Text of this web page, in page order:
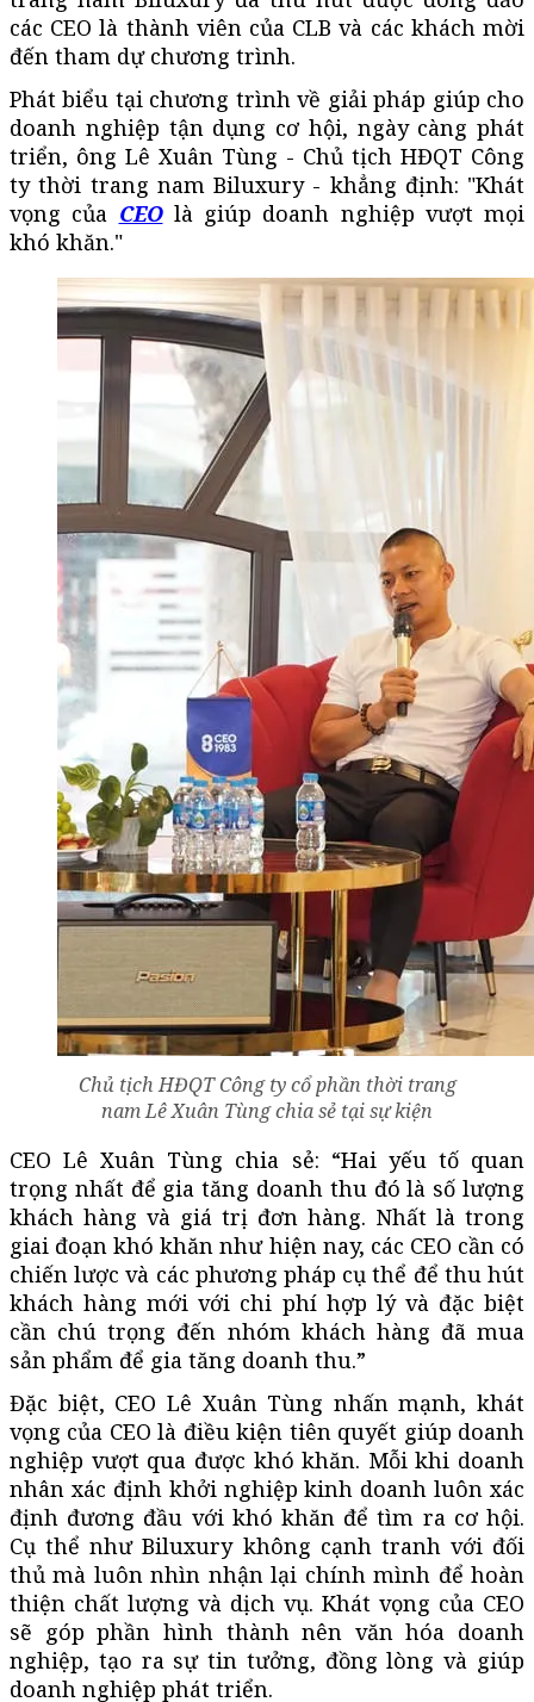
các CEO là thành viên của CLB và các khách mời
đến tham dự chương trình.
Phát biểu tại chương trình về giải pháp giúp cho
doanh nghiệp tận dụng cơ hội, ngày càng phát
triển, ông Lê Xuân Tùng - Chủ tịch HĐQT Công
ty thời trang nam Biluxury - khẳng định: "Khát
vọng của CEOlà giúp doanh nghiệp vượt mọi
khó khăn."
Chủ tịch HĐQT Công ty cổ phần thời trang
nam Lê Xuân Tùng chia sẻ tại sự kiện
CEO Lê Xuân Tùng chia sẻ: “Hai yếu tố quan
trọng nhất để gia tăng doanh thu đó là số lượng
khách hàng và giá trị đơn hàng. Nhất là trong
giai đoạn khó khăn như hiện nay, các CEO cần có
chiến lược và các phương pháp cụ thể để thu hút
khách hàng mới với chi phí hợp lý và đặc biệt
cần chú trọng đến nhóm khách hàng đã mua
sản phẩm để gia tăng doanh thu.”
Đặc biệt, CEO Lê Xuân Tùng nhấn mạnh, khát
vọng của CEO là điều kiện tiên quyết giúp doanh
nghiệp vượt qua được khó khăn. Mỗi khi doanh
nhân xác định khởi nghiệp kinh doanh luôn xác
định đương đầu với khó khăn để tìm ra cơ hội.
Cụ thể như Biluxury không cạnh tranh với đối
thủ mà luôn nhìn nhận lại chính mình để hoàn
thiện chất lượng và dịch vụ. Khát vọng của CEO
sẽ góp phần hình thành nên văn hóa doanh
nghiệp, tạo ra sự tin tưởng, đồng lòng và giúp
doanh nghiệp phát triển.